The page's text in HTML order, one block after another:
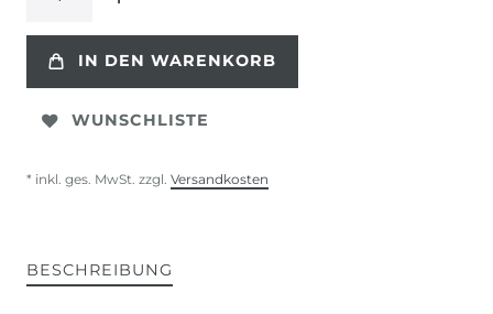
IN DEN WARENKORB
WUNSCHLISTE
* inkl. ges. MwSt. zzgl. Versandkosten
BESCHREIBUNG